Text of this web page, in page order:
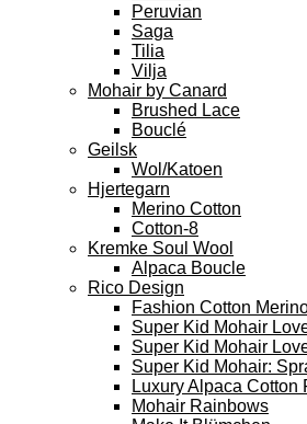
Peruvian
Saga
Tilia
Vilja
Mohair by Canard
Brushed Lace
Bouclé
Geilsk
Wol/Katoen
Hjertegarn
Merino Cotton
Cotton-8
Kremke Soul Wool
Alpaca Boucle
Rico Design
Fashion Cotton
Super Kid Mohair
Super Kid Mohair
Super Kid Mohair:
Luxury Alpaca Cotton
Mohair Rainbows